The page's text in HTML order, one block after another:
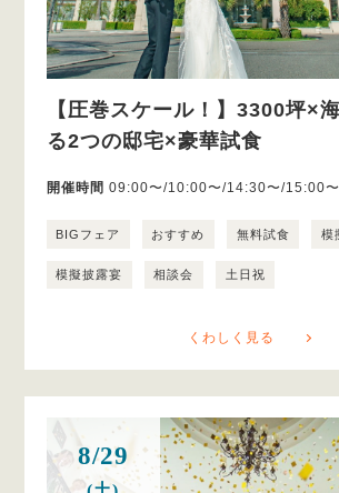
【圧巻スケール！】3300坪×
る2つの邸宅×豪華試食
開催時間 09:00〜/10:00〜/14:30〜/15:00
BIGフェア おすすめ 無料試食 模
模擬披露宴 相談会 土日祝
くわしく見る
8/29